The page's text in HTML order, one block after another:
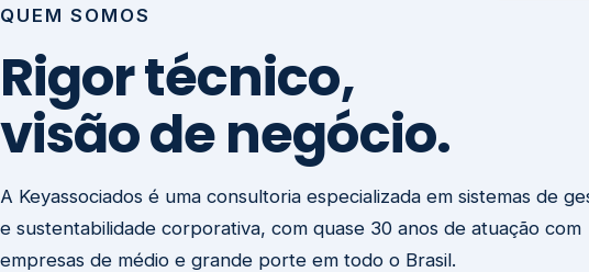
QUEM SOMOS
Rigor técnico,
visão de negócio.
A Keyassociados é uma consultoria especializada em sistemas de
e sustentabilidade corporativa, com quase 30 anos de atuação com
empresas de médio e grande porte em todo o Brasil.